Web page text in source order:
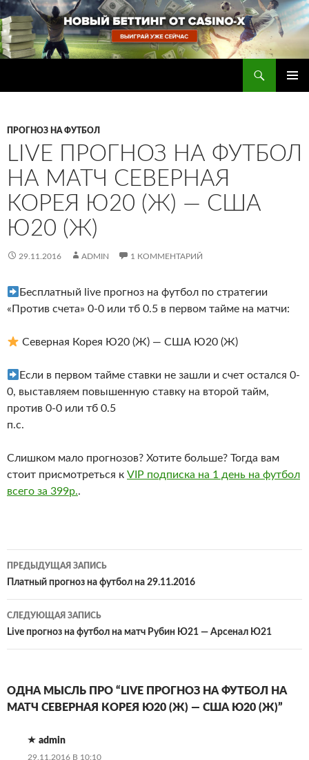
Перейти
к
содержимому
ПРОГНОЗ НА ФУТБОЛ
LIVE ПРОГНОЗ НА ФУТБОЛ
НА МАТЧ СЕВЕРНАЯ
КОРЕЯ Ю20 (Ж) — США
Ю20 (Ж)
29.11.2016 ADMIN 1 КОММЕНТАРИЙ
Бесплатный live прогноз на футбол по стратегии
«Против счета» 0-0 или тб 0.5 в первом тайме на матчи:
Северная Корея Ю20 (Ж) — США Ю20 (Ж)
Если в первом тайме ставки не зашли и счет остался 0-
0, выставляем повышенную ставку на второй тайм,
против 0-0 или тб 0.5
п.с.
Слишком мало прогнозов? Хотите больше? Тогда вам
стоит присмотреться к VIP подписка на 1 день на футбол
всего за 399р..
Навигация
по
записям
ПРЕДЫДУЩАЯ ЗАПИСЬ
Платный прогноз на футбол на 29.11.2016
СЛЕДУЮЩАЯ ЗАПИСЬ
Live прогноз на футбол на матч Рубин Ю21 — Арсенал Ю21
ОДНА МЫСЛЬ ПРО “LIVE ПРОГНОЗ НА ФУТБОЛ НА
МАТЧ СЕВЕРНАЯ КОРЕЯ Ю20 (Ж) — США Ю20 (Ж)”
admin
29.11.2016 В 10:10